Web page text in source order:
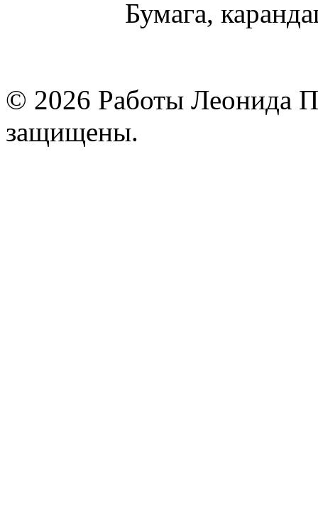
Бумага,
© 2026 Работы Леонида
защищены.